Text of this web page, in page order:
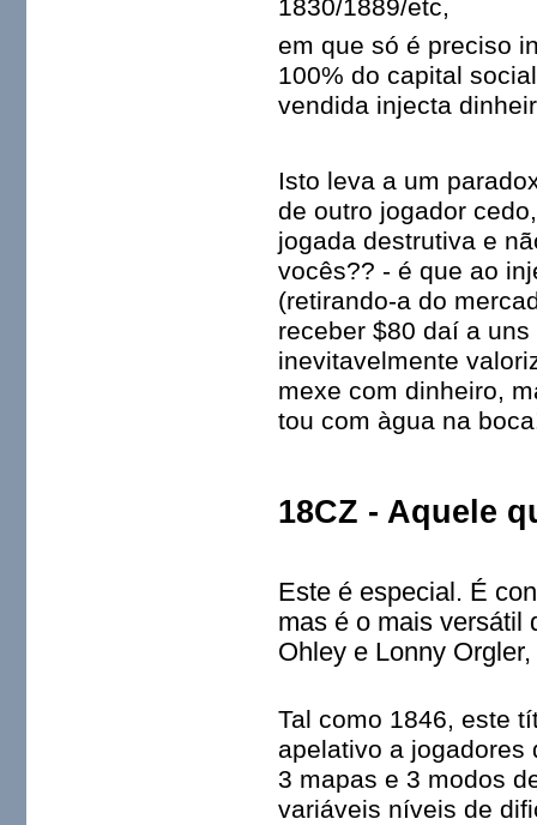
1830/1889/etc,
em que só é preciso
100% do capital
vendida injecta
Isto leva a um
de outro jogador
jogada destrutiva e
vocês?? - é que ao
(retirando-a do
receber $80 daí a
inevitavelmente
mexe com dinheiro,
tou com àgua na
18CZ - Aquele
Este é especial. É
mas é o mais versátil
Ohley e Lonny
Tal como 1846, este
apelativo a jogadores
3 mapas e 3 modos
variáveis níveis de